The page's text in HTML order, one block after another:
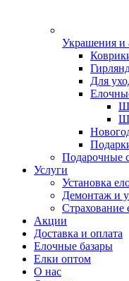
Украшения и
Для
Подарочные
Услуги
Установка
Демонтаж и
Страхование
Акции
Доставка и оплата
Елочные базары
Елки оптом
О нас